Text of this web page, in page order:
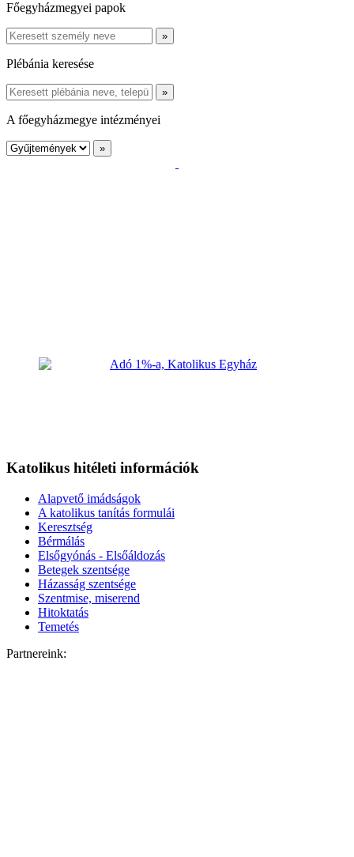
Főegyházmegyei papok
Plébánia keresése
A főegyházmegye intézményei
Katolikus hitéleti információk
Alapvető imádságok
A katolikus tanítás formulái
Keresztség
Bérmálás
Elsőgyónás - Elsőáldozás
Betegek szentsége
Házasság szentsége
Szentmise, miserend
Hitoktatás
Temetés
Partnereink: